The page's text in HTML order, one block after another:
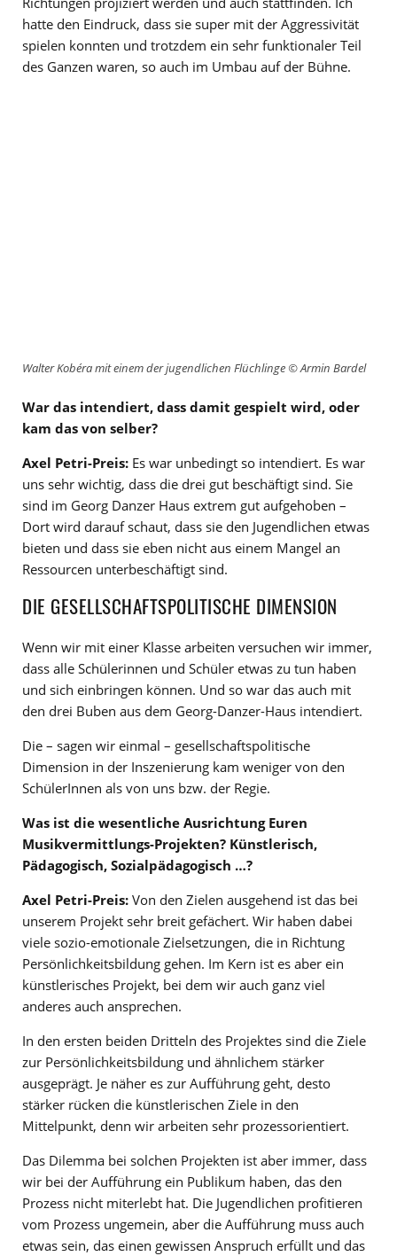
hatte den Eindruck, dass sie super mit der Aggressivität
spielen konnten und trotzdem ein sehr funktionaler Teil
des Ganzen waren, so auch im Umbau auf der Bühne.
Walter Kobéra mit einem der jugendlichen Flüchlinge ©Armin Bardel
War das intendiert, dass damit gespielt wird, oder
kam das von selber?
Axel Petri-Preis: Es war unbedingt so intendiert. Es war
uns sehr wichtig, dass die drei gut beschäftigt sind. Sie
sind im Georg Danzer Haus extrem gut aufgehoben –
Dort wird darauf schaut, dass sie den Jugendlichen etwas
bieten und dass sie eben nicht aus einem Mangel an
Ressourcen unterbeschäftigt sind.
DIE GESELLSCHAFTSPOLITISCHE DIMENSION
Wenn wir mit einer Klasse arbeiten versuchen wir immer,
dass alle Schülerinnen und Schüler etwas zu tun haben
und sich einbringen können. Und so war das auch mit
den drei Buben aus dem Georg-Danzer-Haus intendiert.
Die – sagen wir einmal – gesellschaftspolitische
Dimension in der Inszenierung kam weniger von den
SchülerInnen als von uns bzw. der Regie.
Was ist die wesentliche Ausrichtung Euren
Musikvermittlungs-Projekten? Künstlerisch,
Pädagogisch, Sozialpädagogisch …?
Axel Petri-Preis: Von den Zielen ausgehend ist das bei
unserem Projekt sehr breit gefächert. Wir haben dabei
viele sozio-emotionale Zielsetzungen, die in Richtung
Persönlichkeitsbildung gehen. Im Kern ist es aber ein
künstlerisches Projekt, bei dem wir auch ganz viel
anderes auch ansprechen.
In den ersten beiden Dritteln des Projektes sind die Ziele
zur Persönlichkeitsbildung und ähnlichem stärker
ausgeprägt. Je näher es zur Aufführung geht, desto
stärker rücken die künstlerischen Ziele in den
Mittelpunkt, denn wir arbeiten sehr prozessorientiert.
Das Dilemma bei solchen Projekten ist aber immer, dass
wir bei der Aufführung ein Publikum haben, das den
Prozess nicht miterlebt hat. Die Jugendlichen profitieren
vom Prozess ungemein, aber die Aufführung muss auch
etwas sein, das einen gewissen Anspruch erfüllt und das